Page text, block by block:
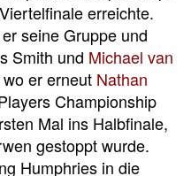
erreichte.
seine Gruppe und
Smith und Michael van
er erneut Nathan
Championship
Mal ins Halbfinale,
gestoppt wurde.
Humphries in die